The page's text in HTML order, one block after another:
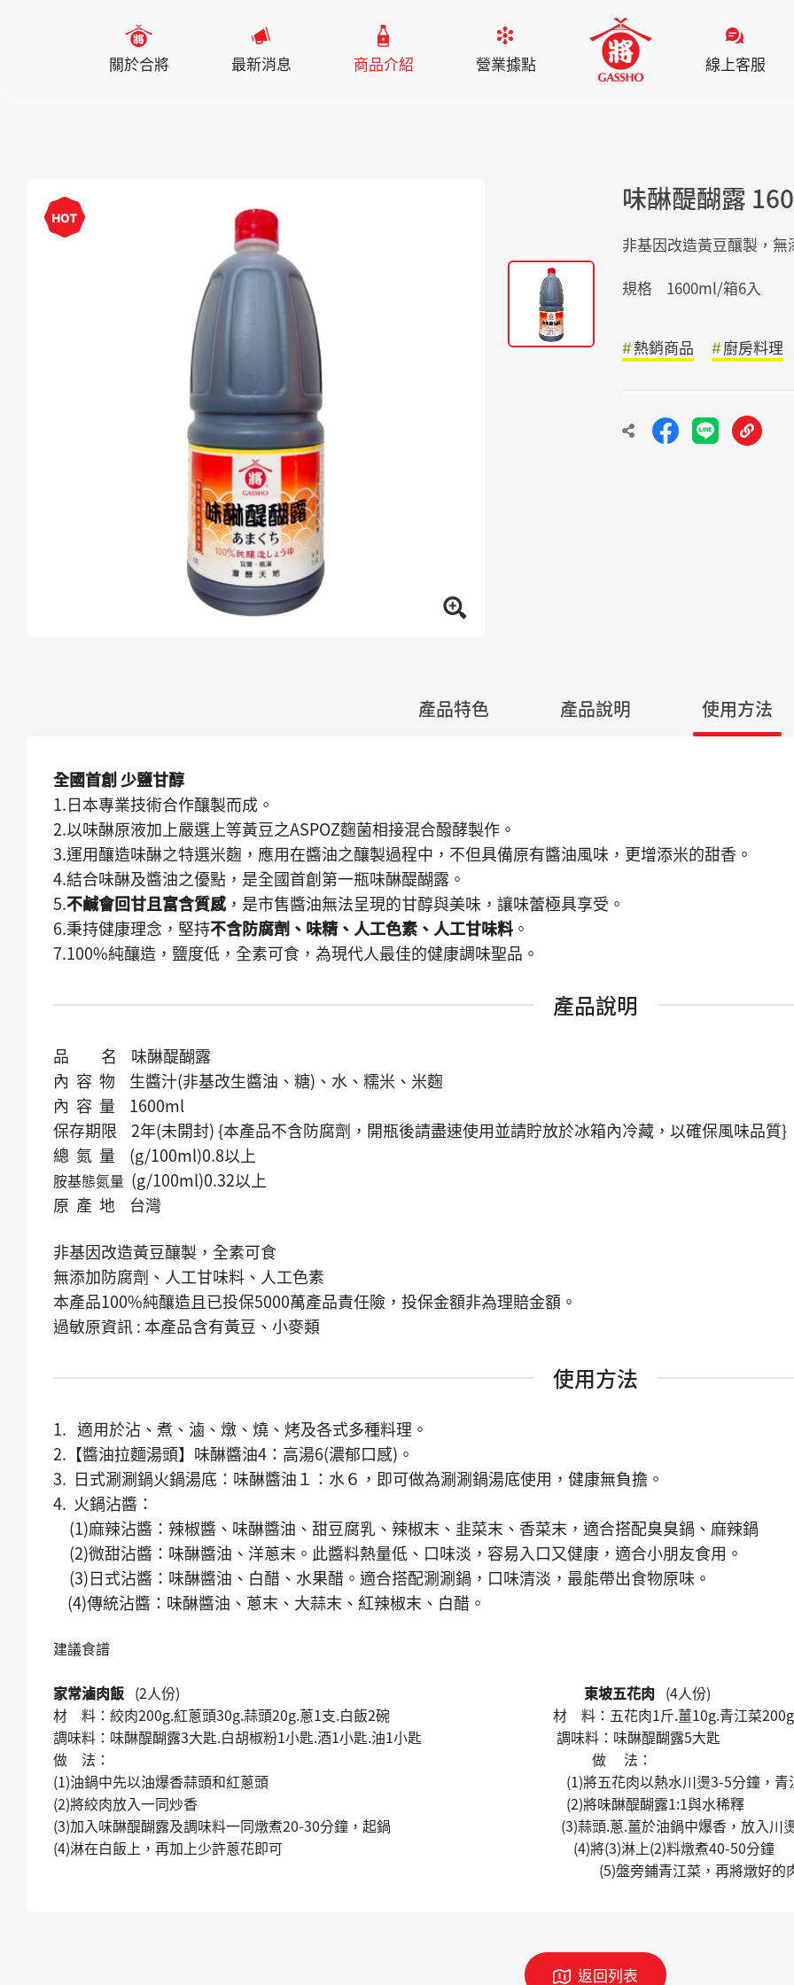
關於合將 最新消息 商品介紹 營業據點 線上客服
味醂醍醐露
非基因改造黃豆釀製，
規格
1600ml/箱6入
熱銷商品 廚房料理
產品特色 產品說明 使用方法
全國首創 少鹽甘醇
1.日本專業技術合作釀製而成。
2.以味醂原液加上嚴選上等黃豆之ASPOZ麴菌相接混合醱酵製作。
3.運用釀造味醂之特選米麴，應用在醬油之釀製過程中，不但具備原有醬油風味，更增添米的甜香。
4.結合味醂及醬油之優點，是全國首創第一瓶味醂醍醐露。
5.不鹹會回甘且富含質感，是市售醬油無法呈現的甘醇與美味，讓味蕾極具享受。
6.秉持健康理念，堅持不含防腐劑、味精、人工色素、人工甘味料 。
7.100%純釀造，鹽度低，全素可食，為現代人最佳的健康調味聖品。
產品說明
品 名 味醂醍醐露
內 容 物 生醬汁(非基改生醬油、糖)、水、糯米、米麴
內 容 量 1600ml
保存期限 2年(未開封) {本產品不含防腐劑，開瓶後請盡速使用並請貯放於冰箱內冷藏，以確保風味品質}
總 氮 量 (g/100ml)0.8以上
胺基態氮量 (g/100ml)0.32以上
原 產 地 台灣
非基因改造黃豆釀製，全素可食
無添加防腐劑、人工甘味料、人工色素
本產品100%純釀造且已投保5000萬產品責任險，投保金額非為理賠金額。
過敏原資訊 : 本產品含有黃豆、小麥類
使用方法
1. 適用於沾、煮、滷、燉、燒、烤及各式多種料理。
2.【醬油拉麵湯頭】味醂醬油4：高湯6(濃郁口感)。
3. 日式涮涮鍋火鍋湯底：味醂醬油１：水６，即可做為涮涮鍋湯底使用，健康無負擔。
4. 火鍋沾醬：
(1)麻辣沾醬：辣椒醬、味醂醬油、甜豆腐乳、辣椒末、韭菜末、香菜末，適合搭配臭臭鍋、麻辣鍋
(2)微甜沾醬：味醂醬油、洋蔥末。此醬料熱量低、口味淡，容易入口又健康，適合小朋友食用。
(3)日式沾醬：味醂醬油、白醋、水果醋。適合搭配涮涮鍋，口味清淡，最能帶出食物原味。
(4)傳統沾醬：味醂醬油、蔥末、大蒜末、紅辣椒末、白醋。
建議食譜
家常滷肉飯 (2人份) 東坡五花肉 (4人份)
材 料：絞肉200g.紅蔥頭30g.蒜頭20g.蔥1支.白飯2碗 材 料：五花肉1斤.薑10g.青江菜200g.
調味料：味醂醍醐露3大匙.白胡椒粉1小匙.酒1小匙.油1小匙 調味料：味醂醍醐露5大匙
做 法： 做 法：
(1)油鍋中先以油爆香蒜頭和紅蔥頭 (1)將五花肉以熱水川燙3-5分鐘，青江菜
(2)將絞肉放入一同炒香 (2)將味醂醍醐露1:1與水稀釋
(3)加入味醂醍醐露及調味料一同燉煮20-30分鐘，起鍋 (3)蒜頭.蔥.薑於油鍋中爆香，放入川燙
(4)淋在白飯上，再加上少許蔥花即可 (4)將(3)淋上(2)料燉煮40-50分鐘
(5)盤旁鋪青江菜，再將燉好的肉切成厚片淋
返回列表